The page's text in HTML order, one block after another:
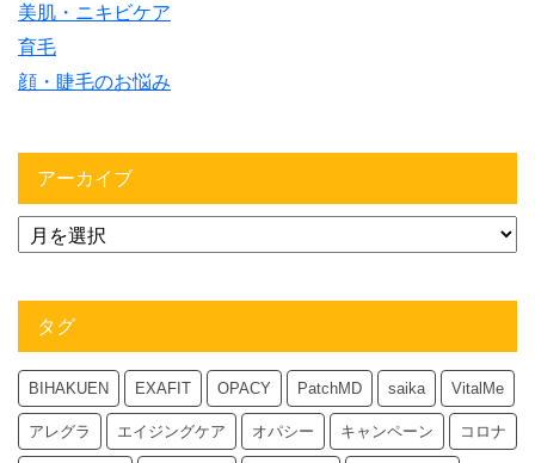
美肌・ニキビケア
育毛
顔・睫毛のお悩み
アーカイブ
タグ
BIHAKUEN EXAFIT OPACY PatchMD saika VitalMe
アレグラ エイジングケア オパシー キャンペーン コロナ